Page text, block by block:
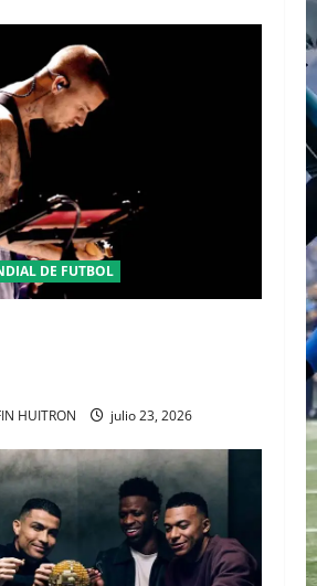
DE FUTBOL
HUITRON julio 23, 2026